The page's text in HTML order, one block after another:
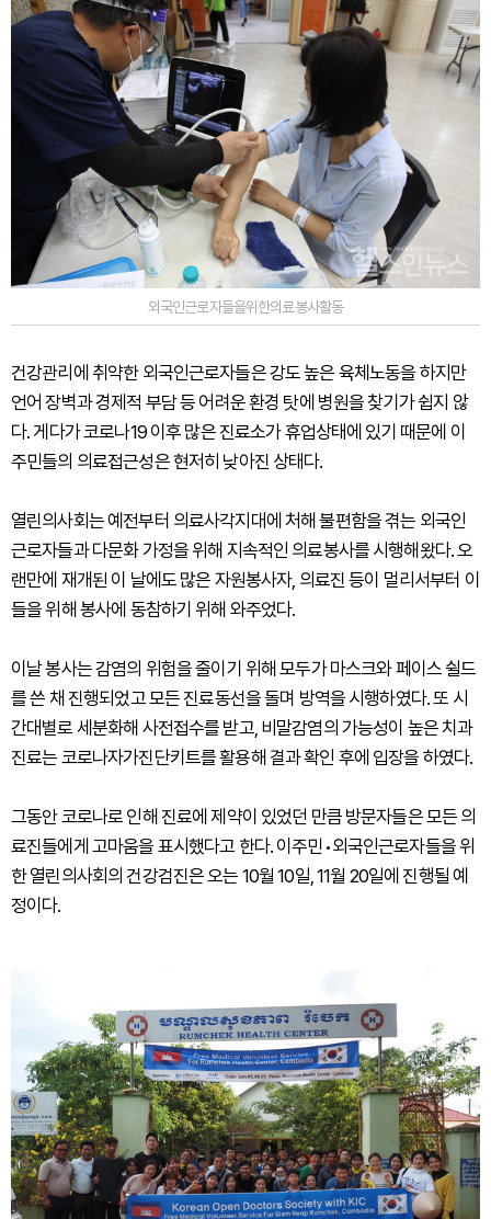
외국인근로자들을위한의료봉사활동
건강관리에 취약한 외국인근로자들은 강도 높은 육체노동을 하지만
언어 장벽과 경제적 부담 등 어려운 환경 탓에 병원을 찾기가 쉽지 않
다. 게다가 코로나19 이후 많은 진료소가 휴업상태에 있기 때문에 이
주민들의 의료접근성은 현저히 낮아진 상태다.
열린의사회는 예전부터 의료사각지대에 처해 불편함을 겪는 외국인
근로자들과 다문화 가정을 위해 지속적인 의료봉사를 시행해왔다. 오
랜만에 재개된 이 날에도 많은 자원봉사자, 의료진 등이 멀리서부터 이
들을 위해 봉사에 동참하기 위해 와주었다.
이날 봉사는 감염의 위험을 줄이기 위해 모두가 마스크와 페이스 쉴드
를 쓴 채 진행되었고 모든 진료동선을 돌며 방역을 시행하였다. 또 시
간대별로 세분화해 사전접수를 받고, 비말감염의 가능성이 높은 치과
진료는 코로나자가진단키트를 활용해 결과 확인 후에 입장을 하였다.
그동안 코로나로 인해 진료에 제약이 있었던 만큼 방문자들은 모든 의
료진들에게 고마움을 표시했다고 한다. 이주민•외국인근로자들을 위
한 열린의사회의 건강검진은 오는 10월 10일, 11월 20일에 진행될 예
정이다.